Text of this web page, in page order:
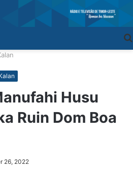
Husu
Ruin Dom Boa
26, 2022